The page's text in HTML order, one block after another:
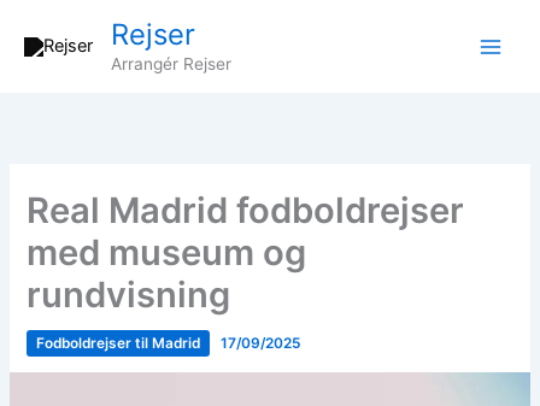
Rejser
Arrangér Rejser
Real Madrid fodboldrejser
med museum og
rundvisning
Fodboldrejser til Madrid 17/09/2025